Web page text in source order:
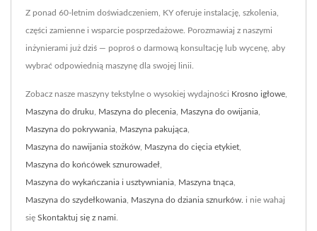
Z ponad 60-letnim doświadczeniem, KY oferuje instalację, szkolenia,
części zamienne i wsparcie posprzedażowe. Porozmawiaj z naszymi
inżynierami już dziś — poproś o darmową konsultację lub wycenę, aby
wybrać odpowiednią maszynę dla swojej linii.
Zobacz nasze maszyny tekstylne o wysokiej wydajności Krosno igłowe
Maszyna do druku Maszyna do plecenia Maszyna do owijania
Maszyna do pokrywania Maszyna pakująca
Maszyna do nawijania stożków Maszyna do cięcia etykiet
Maszyna do końcówek sznurowadeł
Maszyna do wykańczania i usztywniania Maszyna tnąca
Maszyna do szydełkowania Maszyna do dziania sznurków. i nie wahaj
się Skontaktuj się z nami